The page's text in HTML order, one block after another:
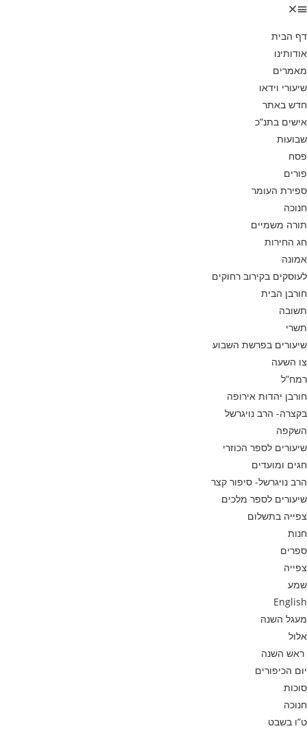
דף הבית
אודותינו
מאמרים
שיעורי וידאו
חדש באתר
אישים בתנ”כ
שבועות
פסח
פורים
ספירת העומר
חנוכה
תורה משמיים
חג החירות
אמונה
לעוסקים בקירוב רחוקים
חורבן הבית
תשובה
תשרי
שיעורים בפרשת השבוע
צו השעה
רמח”ל
חורבן יהדות אירופה
בקצרה- הרב נויגרשל
השקפה
שיעורים לספר הכוזרי
חגים ומועדים
הרב נויגרשל- סיפור קצר
שיעורים לספר מלכים
צפייה בתשלום
חנות
ספרים
צפייה
שמע
English
מעגל השנה
אלול
ראש השנה
יום הכיפורים
סוכות
חנוכה
ט”ו בשבט